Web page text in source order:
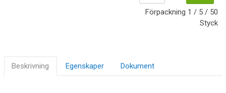
Förpackning 1 / 5 / 50
Styck
Beskrivning Egenskaper Dokument